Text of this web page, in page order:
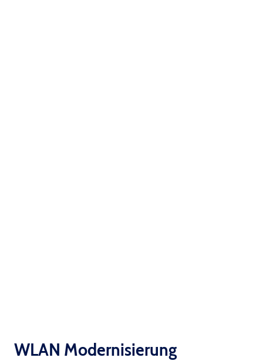
WLAN Modernisierung